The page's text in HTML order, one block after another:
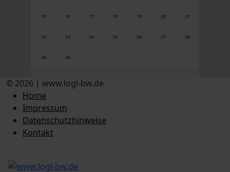
15 16 17 18 19 20 21
22 23 24 25 26 27 28
29 30
© 2026 | www.logl-bw.de
Home
Impressum
Datenschutzhinweise
Kontakt